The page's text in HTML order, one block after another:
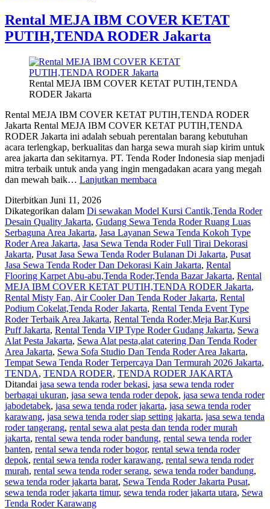
Rental MEJA IBM COVER KETAT
PUTIH,TENDA RODER Jakarta
Rental MEJA IBM COVER KETAT PUTIH,TENDA
RODER Jakarta
Rental MEJA IBM COVER KETAT PUTIH,TENDA RODER
Jakarta Rental MEJA IBM COVER KETAT PUTIH,TENDA
RODER Jakarta ini adalah sebuah perentalan barang kebutuhan
acara terlengkap, berkualitas dan harga sewa murah siap kirim untuk
area jakarta dan sekitarnya. PT. Tenda Roder Indonesia siap menjadi
mitra terbaik untuk anda yang ingin mengadakan acara yang megah
dan mewah baik… Lanjutkan membaca
COVER
KETAT
PUTIH,TENDA
RODER
Jakarta
Diterbitkan Juni 11, 2026
Dikategorikan dalam Di sewakan Model Kursi Cantik,Tenda Roder
Desain Quality Jakarta, Gudang Sewa Tenda Roder Ruang Luas
Serbaguna Area Jakarta, Jasa Layanan Sewa Tenda Kokoh Type
Roder Area Jakarta, Jasa Sewa Tenda Roder Full Tirai Dekorasi
Jakarta, Pusat Jasa Sewa Tenda Roder Bulanan Di Jakarta, Pusat
Jasa Sewa Tenda Roder Dan Dekorasi Kain Jakarta, Rental
Flooring Karpet Abu-abu,Tenda Roder,Tenda Bazar Jakarta, Rental
MEJA IBM COVER KETAT PUTIH,TENDA RODER Jakarta,
Rental Misty Fan, Air Cooler Dan Tenda Roder Jakarta, Rental
Podium Cokelat,Tenda Roder Jakarta, Rental Tenda Event Type
Roder Terbaik Area Jakarta, Rental Tenda Roder,Meja Bar,Kursi
Puff Jakarta, Rental Tenda VIP Type Roder Gudang Jakarta, Sewa
Alat Pesta Jakarta, Sewa Alat pesta,alat catering Dan Tenda Roder
Area Jakarta, Sewa Sofa Studio Dan Tenda Roder Area Jakarta,
Tempat Sewa Tenda Roder Terpercaya Dan Termurah 2026 Jakarta,
TENDA, TENDA RODER, TENDA RODER JAKARTA
Ditandai jasa sewa tenda roder bekasi, jasa sewa tenda roder
berbagai ukuran, jasa sewa tenda roder depok, jasa sewa tenda roder
jabodetabek, jasa sewa tenda roder jakarta, jasa sewa tenda roder
karawang, jasa sewa tenda roder siap setting jakarta, jasa sewa tenda
roder tangerang, rental sewa alat pesta dan tenda roder murah
jakarta, rental sewa tenda roder bandung, rental sewa tenda roder
banten, rental sewa tenda roder bogor, rental sewa tenda roder
depok, rental sewa tenda roder karawang, rental sewa tenda roder
murah, rental sewa tenda roder serang, sewa tenda roder bandung,
sewa tenda roder jakarta barat, Sewa Tenda Roder Jakarta Pusat,
sewa tenda roder jakarta timur, sewa tenda roder jakarta utara, Sewa
Tenda Roder Karawang